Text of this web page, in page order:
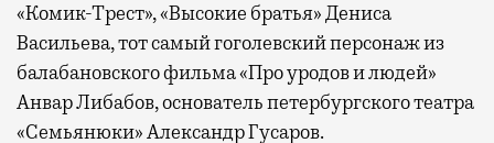
«Комик-Трест», «Высокие братья» Дениса
Васильева, тот самый гоголевский персонаж из
балабановского фильма «Про уродов и людей»
Анвар Либабов, основатель петербургского театра
«Семьянюки» Александр Гусаров.